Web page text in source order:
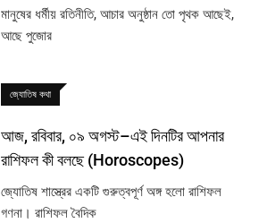
মানুষের ধৰ্মীয় রতিনীতি, আচার অনুষ্ঠান তো পৃথক আছেই,
আছে পুজোর
জ্যোতিষ কথা
আজ, রবিবার, ০৯ অগস্ট–এই দিনটির আপনার
রাশিফল কী বলছে (Horoscopes)
জ্যোতিষ শাস্ত্রের একটি গুরুত্বপূর্ণ অঙ্গ হলো রাশিফল
গণনা। রাশিফল বৈদিক